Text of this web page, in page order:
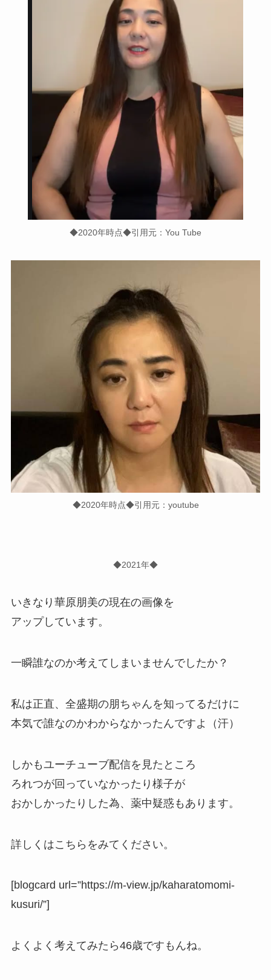
◆2020年時点◆引用元：You Tube
◆2020年時点◆引用元：youtube
◆2021年◆
いきなり華原朋美の現在の画像を
アップしています。
一瞬誰なのか考えてしまいませんでしたか？
私は正直、全盛期の朋ちゃんを知ってるだけに
本気で誰なのかわからなかったんですよ（汗）
しかもユーチューブ配信を見たところ
ろれつが回っていなかったり様子が
おかしかったりした為、薬中疑惑もあります。
詳しくはこちらをみてください。
[blogcard url=”https://m-view.jp/kaharatomomi-
kusuri/”]
よくよく考えてみたら46歳ですもんね。